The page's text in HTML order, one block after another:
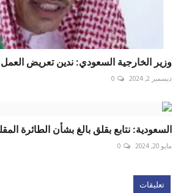
وزير الخارجية السعودي: ندين تعريض العمل
ديسمبر 2, 2024 0
السعودية: نتابع بقلق بالغ بشأن الطائرة
مايو 20, 2024 0
تعليقات